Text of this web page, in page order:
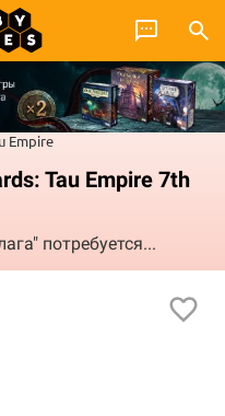
Empire
Tau Empire 7th
потребуется...